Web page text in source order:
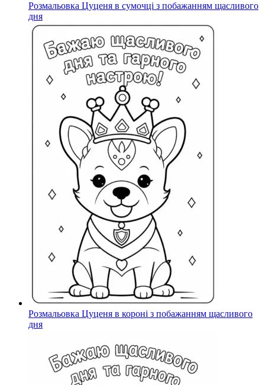
Розмальовка Цуценя в сумочці з побажанням щасливого
дня
Розмальовка Цуценя в короні з побажанням щасливого
дня